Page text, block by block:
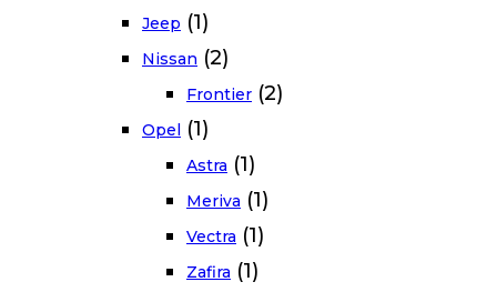
Jeep (1)
Nissan (2)
Frontier (2)
Opel (1)
Astra (1)
Meriva (1)
Vectra (1)
Zafira (1)